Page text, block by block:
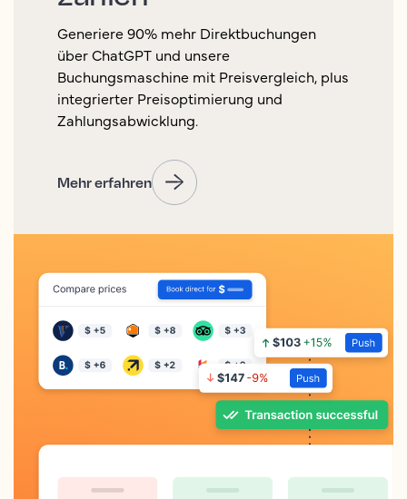
Generiere 90% mehr Direktbuchungen
über ChatGPT und unsere
Buchungsmaschine mit Preisvergleich, plus
integrierter Preisoptimierung und
Zahlungsabwicklung.
Mehr erfahren